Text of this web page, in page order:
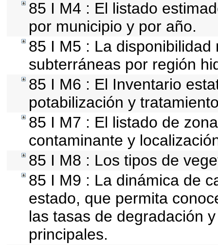
85 I M4 : El listado
por municipio y por año.
85 I M5 : La
subterráneas por región
85 I M6 : El Inventario
potabilización y
85 I M7 : El listado de
contaminante y
85 I M8 : Los tipos de
85 I M9 : La dinámica de
estado, que permita
las tasas de degradación
principales.